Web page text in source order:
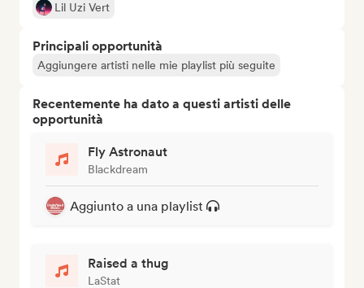
Lil Uzi Vert
Principali opportunità
Aggiungere artisti nelle mie playlist più seguite
Recentemente ha dato a questi artisti delle
opportunità
Fly Astronaut
Blackdream
Aggiunto a una playlist
Raised a thug
LaStat